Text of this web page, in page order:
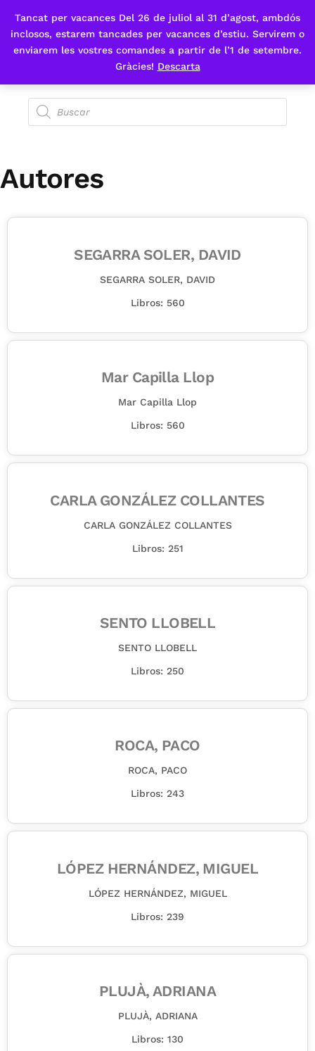
Tancat per vacances Del 26 de juliol al 31 d’agost, ambdós
inclosos, estarem tancades per vacances d’estiu. Servirem o
enviarem les vostres comandes a partir de l’1 de setembre.
Gràcies! Descarta
Fes-te'n sòcia
Autores
SEGARRA SOLER, DAVID
SEGARRA SOLER, DAVID
Libros: 560
Mar Capilla Llop
Mar Capilla Llop
Libros: 560
CARLA GONZÁLEZ COLLANTES
CARLA GONZÁLEZ COLLANTES
Libros: 251
SENTO LLOBELL
SENTO LLOBELL
Libros: 250
ROCA, PACO
ROCA, PACO
Libros: 243
LÓPEZ HERNÁNDEZ, MIGUEL
LÓPEZ HERNÁNDEZ, MIGUEL
Libros: 239
PLUJÀ, ADRIANA
PLUJÀ, ADRIANA
Libros: 130